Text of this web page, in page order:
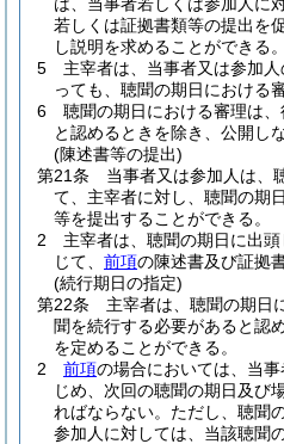
若しくは証拠書類等の提出を
し説明を求めることができる。
5
主宰者は、当事者又は参加
っても、聴聞の期日における
6
聴聞の期日における審理は
と認めるときを除き、公開しな
(陳述書等の提出)
第21条
当事者又は参加人は、
て、主宰者に対し、聴聞の期
等を提出することができる。
2
主宰者は、聴聞の期日に出
じて、 前項の陳述書及び証拠
(続行期日の指定)
第22条
主宰者は、聴聞の期日
聞を続行する必要があると認
を定めることができる。
2
前項の場合においては、当
じめ、次回の聴聞の期日及び
ればならない。 ただし、聴聞
参加人に対しては、当該聴聞